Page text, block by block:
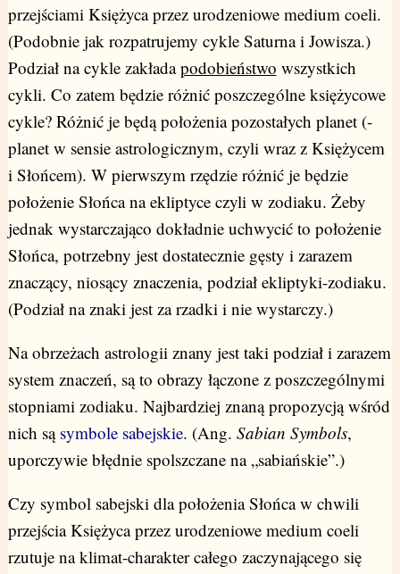
przejściami Księżyca przez urodzeniowe medium coeli.
(Podobnie jak rozpatrujemy cykle Saturna i Jowisza.)
Podział na cykle zakładapodobieństwo wszystkich
cykli. Co zatem będzie różnić poszczególne księżycowe
cykle? Różnić je będą położenia pozostałych planet (-
planet w sensie astrologicznym, czyli wraz z Księżycem
i Słońcem). W pierwszym rzędzie różnić je będzie
położenie Słońca na ekliptyce czyli w zodiaku. Żeby
jednak wystarczająco dokładnie uchwycić to położenie
Słońca, potrzebny jest dostatecznie gęsty i zarazem
znaczący, niosący znaczenia, podział ekliptyki-zodiaku.
(Podział na znaki jest za rzadki i nie wystarczy.)
Na obrzeżach astrologii znany jest taki podział i zarazem
system znaczeń, są to obrazy łączone z poszczególnymi
stopniami zodiaku. Najbardziej znaną propozycją wśród
nich są symbole sabejskie. (Ang. Sabian Symbols,
uporczywie błędnie spolszczane na „sabiańskie”.)
Czy symbol sabejski dla położenia Słońca w chwili
przejścia Księżyca przez urodzeniowe medium coeli
rzutuje na klimat-charakter całego zaczynającego się